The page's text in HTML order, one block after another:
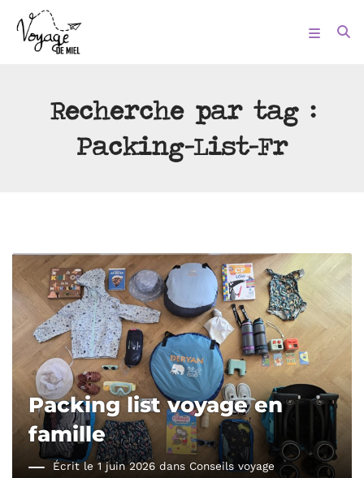
Recherche par tag :
Packing-List-Fr
Packing list voyage en
famille
Écrit le 1 juin 2026 dans Conseils voyage